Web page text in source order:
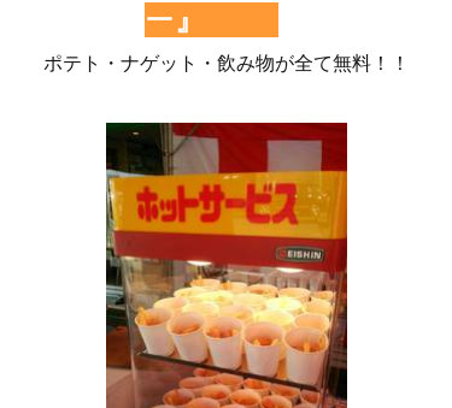
ー』
ポテト・ナゲット・飲み物が全て無料！！